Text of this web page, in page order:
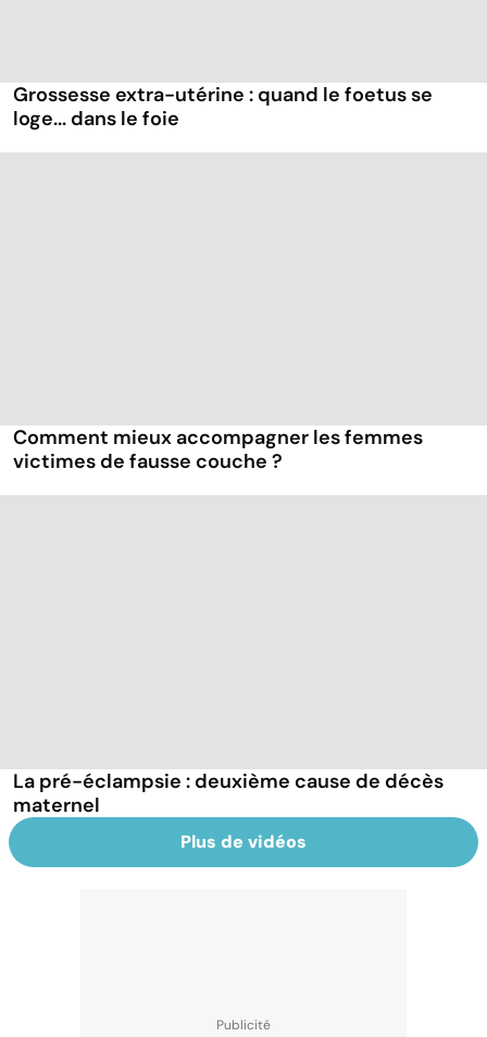
Grossesse extra-utérine : quand le foetus se
loge... dans le foie
Comment mieux accompagner les femmes
victimes de fausse couche ?
La pré-éclampsie : deuxième cause de décès
maternel
Plus de vidéos